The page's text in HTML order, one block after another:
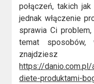
połączeń, takich
jednak włączenie
sprawia Ci
temat
https://
diete-produktami-